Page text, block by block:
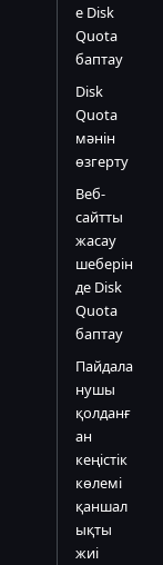
е Disk
Quota
баптау
Disk
Quota
мәнін
өзгерту
Веб-
сайтты
жасау
шеберін
де Disk
Quota
баптау
Пайдала
нушы
қолданғ
ан
кеңістік
көлемі
қаншал
ықты
жиі